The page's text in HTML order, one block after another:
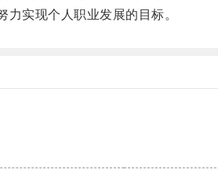
实现个人职业发展的目标。